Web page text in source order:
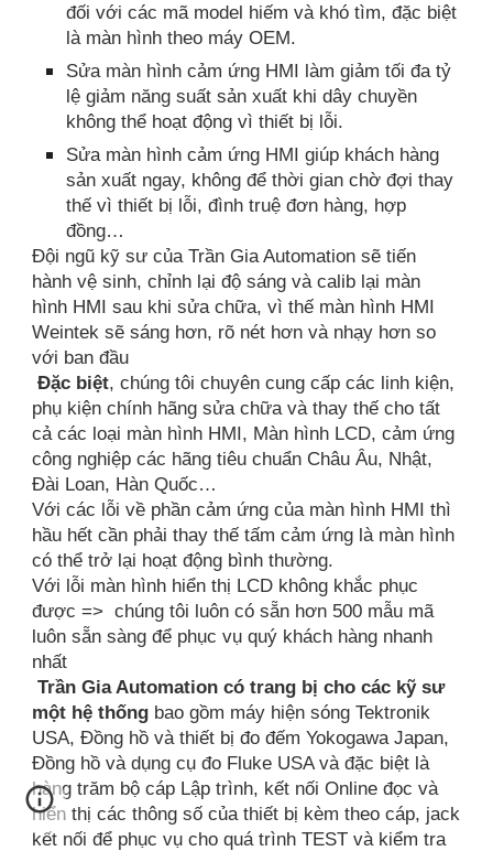
đối với các mã model hiếm và khó tìm, đặc biệt
là màn hình theo máy OEM.
Sửa màn hình cảm ứng HMI làm giảm tối đa tỷ
lệ giảm năng suất sản xuất khi dây chuyền
không thể hoạt động vì thiết bị lỗi.
Sửa màn hình cảm ứng HMI giúp khách hàng
sản xuất ngay, không để thời gian chờ đợi thay
thế vì thiết bị lỗi, đình truệ đơn hàng, hợp
đồng…
Đội ngũ kỹ sư của Trần Gia Automation sẽ tiến
hành vệ sinh, chỉnh lại độ sáng và calib lại màn
hình HMI sau khi sửa chữa, vì thế màn hình HMI
Weintek sẽ sáng hơn, rõ nét hơn và nhạy hơn so
với ban đầu
Đặc biệt, chúng tôi chuyên cung cấp các linh kiện,
phụ kiện chính hãng sửa chữa và thay thế cho tất
cả các loại màn hình HMI, Màn hình LCD, cảm ứng
công nghiệp các hãng tiêu chuẩn Châu Âu, Nhật,
Đài Loan, Hàn Quốc…
Với các lỗi về phần cảm ứng của màn hình HMI thì
hầu hết cần phải thay thế tấm cảm ứng là màn hình
có thể trở lại hoạt động bình thường.
Với lỗi màn hình hiển thị LCD không khắc phục
được => chúng tôi luôn có sẵn hơn 500 mẫu mã
luôn sẵn sàng để phục vụ quý khách hàng nhanh
nhất
Trần Gia Automation có trang bị cho các kỹ sư
một hệ thống bao gồm máy hiện sóng Tektronik
USA, Đồng hồ và thiết bị đo đếm Yokogawa Japan,
Đồng hồ và dụng cụ đo Fluke USA và đặc biệt là
hàng trăm bộ cáp Lập trình, kết nối Online đọc và
hiển thị các thông số của thiết bị kèm theo cáp, jack
kết nối để phục vụ cho quá trình TEST và kiểm tra